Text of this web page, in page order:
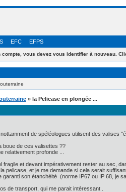
EFC EFPS
vous devez vous identifier à nouveau.
» la Pelicase en plongée ...
de spéléologues utilisent des valises
boue de ces valisettes ??
relativement profonde ...
fragile et devant impérativement rester au sec,
pelicase, et je me demande si cela serait
son étanchéité (norme IP67 ou IP 68, je
de transport, qui me parait intéressant .